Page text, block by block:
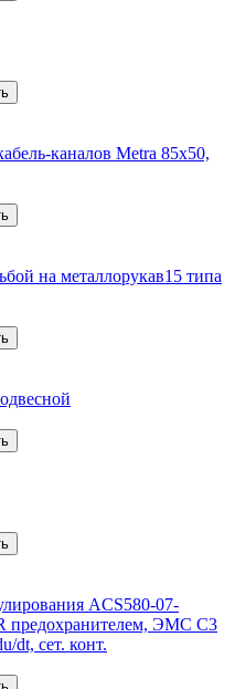
каналов Metra 85х50,
на металлорукав15 типа
ACS580-07-
предохранителем, ЭМС С3
dt, сет. конт.